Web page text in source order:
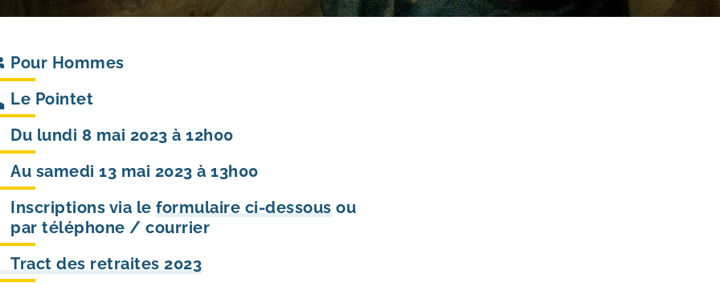
Pour Hommes
Le Pointet
Du lundi 8 mai 2023 à 12h00
Au samedi 13 mai 2023 à 13h00
Inscriptions via le formulaire ci-dessous ou
par téléphone / courrier
Tract des retraites 2023